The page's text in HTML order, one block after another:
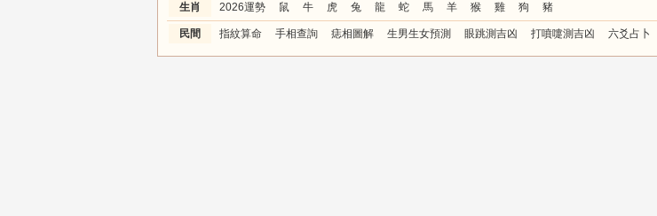
生肖 2026運勢 鼠 牛 虎 兔 龍 蛇 馬 羊 猴 雞 狗 豬
民間 指紋算命 手相查詢 痣相圖解 生男生女預測 眼跳測吉凶 打噴嚏測吉凶 六爻占卜